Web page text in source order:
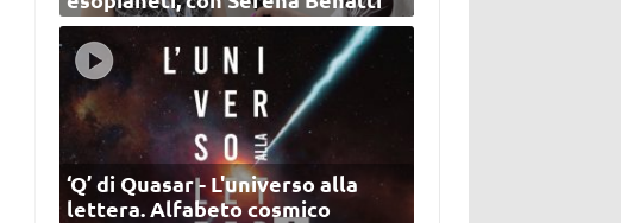
‘Q’ di Quasar - L'universo alla
lettera. Alfabeto cosmico